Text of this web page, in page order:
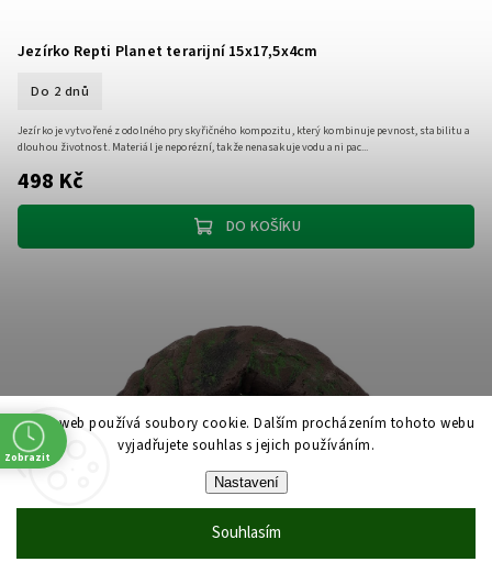
Tento web používá soubory cookie. Dalším procházením tohoto webu
vyjadřujete souhlas s jejich používáním.
Nastavení
Souhlasím
Jezírko Repti Planet terarijní 15x17,5x4cm
Do 2 dnů
498 Kč
DO KOŠÍKU
Jezírko je vytvořené z odolného pryskyřičného kompozitu, který kombinuje pevnost, stabilitu a
dlouhou životnost. Materiál je neporézní, takže nenasakuje vodu ani pac...
Zobrazit